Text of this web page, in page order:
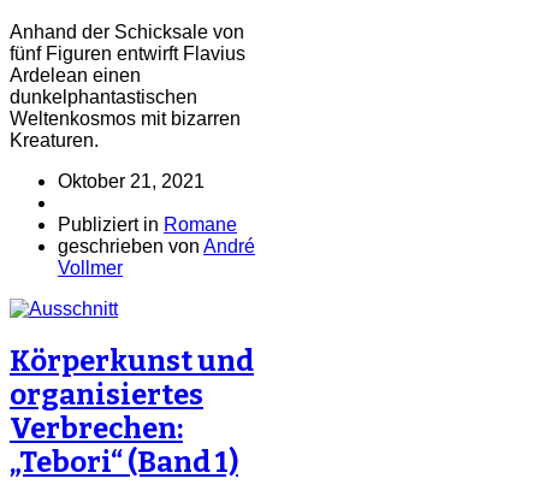
Anhand der Schicksale von
fünf Figuren entwirft Flavius
Ardelean einen
dunkelphantastischen
Weltenkosmos mit bizarren
Kreaturen.
Oktober 21, 2021
Publiziert in Romane
geschrieben von André
Vollmer
Körperkunst und
organisiertes
Verbrechen:
„Tebori“ (Band 1)